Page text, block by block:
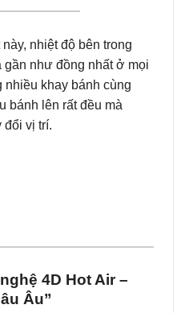
nhiệt độ bên trong
như đồng nhất ở mọi
khay bánh cùng
bánh lên rất đều mà
đổi vị trí.
4D Hot Air –
Âu”